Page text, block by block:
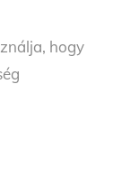
hogy